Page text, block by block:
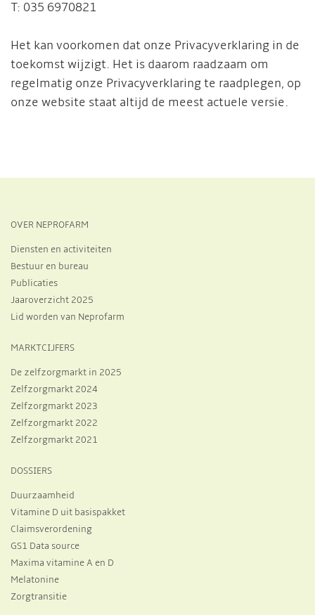
T: 035 6970821
Het kan voorkomen dat onze Privacyverklaring in de
toekomst wijzigt. Het is daarom raadzaam om
regelmatig onze Privacyverklaring te raadplegen, op
onze website staat altijd de meest actuele versie.
OVER NEPROFARM
Diensten en activiteiten
Bestuur en bureau
Publicaties
Jaaroverzicht 2025
Lid worden van Neprofarm
MARKTCIJFERS
De zelfzorgmarkt in 2025
Zelfzorgmarkt 2024
Zelfzorgmarkt 2023
Zelfzorgmarkt 2022
Zelfzorgmarkt 2021
DOSSIERS
Duurzaamheid
Vitamine D uit basispakket
Claimsverordening
GS1 Data source
Maxima vitamine A en D
Melatonine
Zorgtransitie